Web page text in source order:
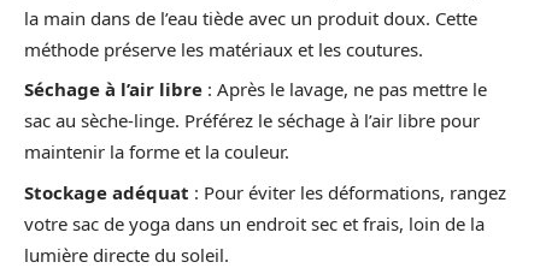
la main dans de l’eau tiède avec un produit doux. Cette
méthode préserve les matériaux et les coutures.
Séchage à l’air libre : Après le lavage, ne pas mettre le
sac au sèche-linge. Préférez le séchage à l’air libre pour
maintenir la forme et la couleur.
Stockage adéquat : Pour éviter les déformations, rangez
votre sac de yoga dans un endroit sec et frais, loin de la
lumière directe du soleil.